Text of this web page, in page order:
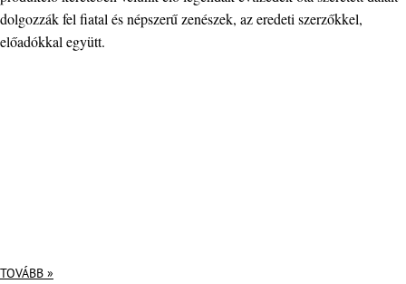
dolgozzák fel fiatal és népszerű zenészek, az eredeti szerzőkkel,
előadókkal együtt.
TOVÁBB »